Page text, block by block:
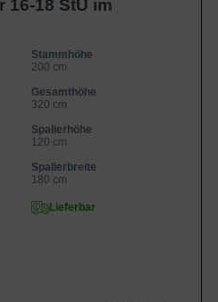
16-18 StU im
Stammhöhe
200 cm
Gesamthöhe
320 cm
Spalierhöhe
120 cm
Spalierbreite
180 cm
Lieferbar